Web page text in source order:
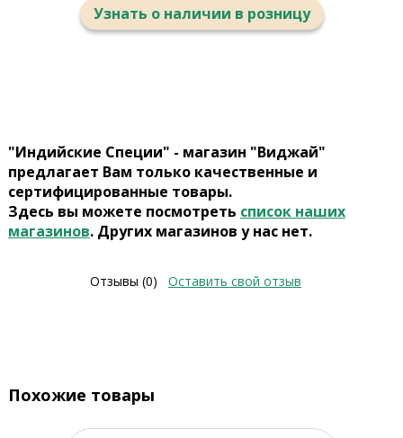
Узнать о наличии в розницу
"Индийские Специи" - магазин "Виджай"
предлагает Вам только качественные и
сертифицированные товары.
Здесь вы можете посмотреть список наших
магазинов. Других магазинов у нас нет.
Отзывы (0) Оставить свой отзыв
Похожие товары